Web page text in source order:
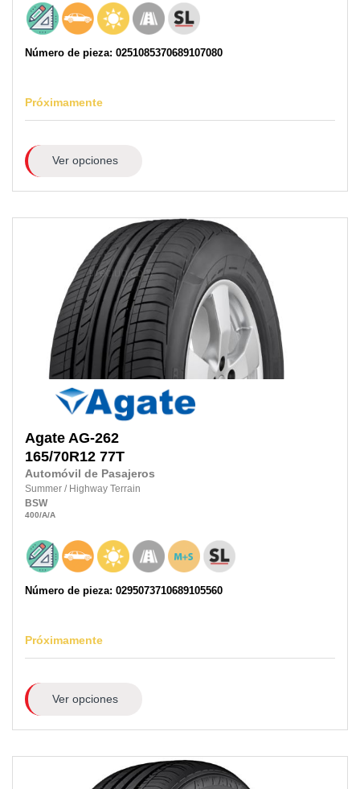
Número de pieza: 0251085370689107080
Próximamente
Ver opciones
Agate AG-262
165/70R12 77T
Automóvil de Pasajeros
Summer / Highway Terrain
BSW
400/A/A
Número de pieza: 0295073710689105560
Próximamente
Ver opciones